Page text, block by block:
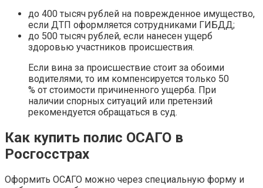
до 400 тысяч рублей на поврежденное имущество,
если ДТП оформляется сотрудниками ГИБДД;
до 500 тысяч рублей, если нанесен ущерб
здоровью участников происшествия.
Если вина за происшествие стоит за обоими
водителями, то им компенсируется только 50
% от стоимости причиненного ущерба. При
наличии спорных ситуаций или претензий
рекомендуется обращаться в суд.
Как купить полис ОСАГО в
Росгосстрах
Оформить ОСАГО можно через специальную форму и